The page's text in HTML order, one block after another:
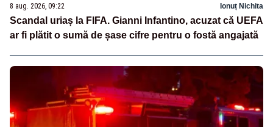
8 aug. 2026, 09:22 Ionuț Nichita
Scandal uriaș la FIFA. Gianni Infantino, acuzat că UEFA
ar fi plătit o sumă de șase cifre pentru o fostă angajată